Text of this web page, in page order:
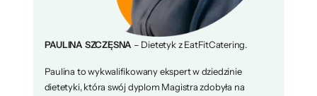
PAULINA SZCZĘSNA – Dietetyk z EatFitCatering.
Paulina to wykwalifikowany ekspert w dziedzinie
dietetyki, która swój dyplom Magistra zdobyła na